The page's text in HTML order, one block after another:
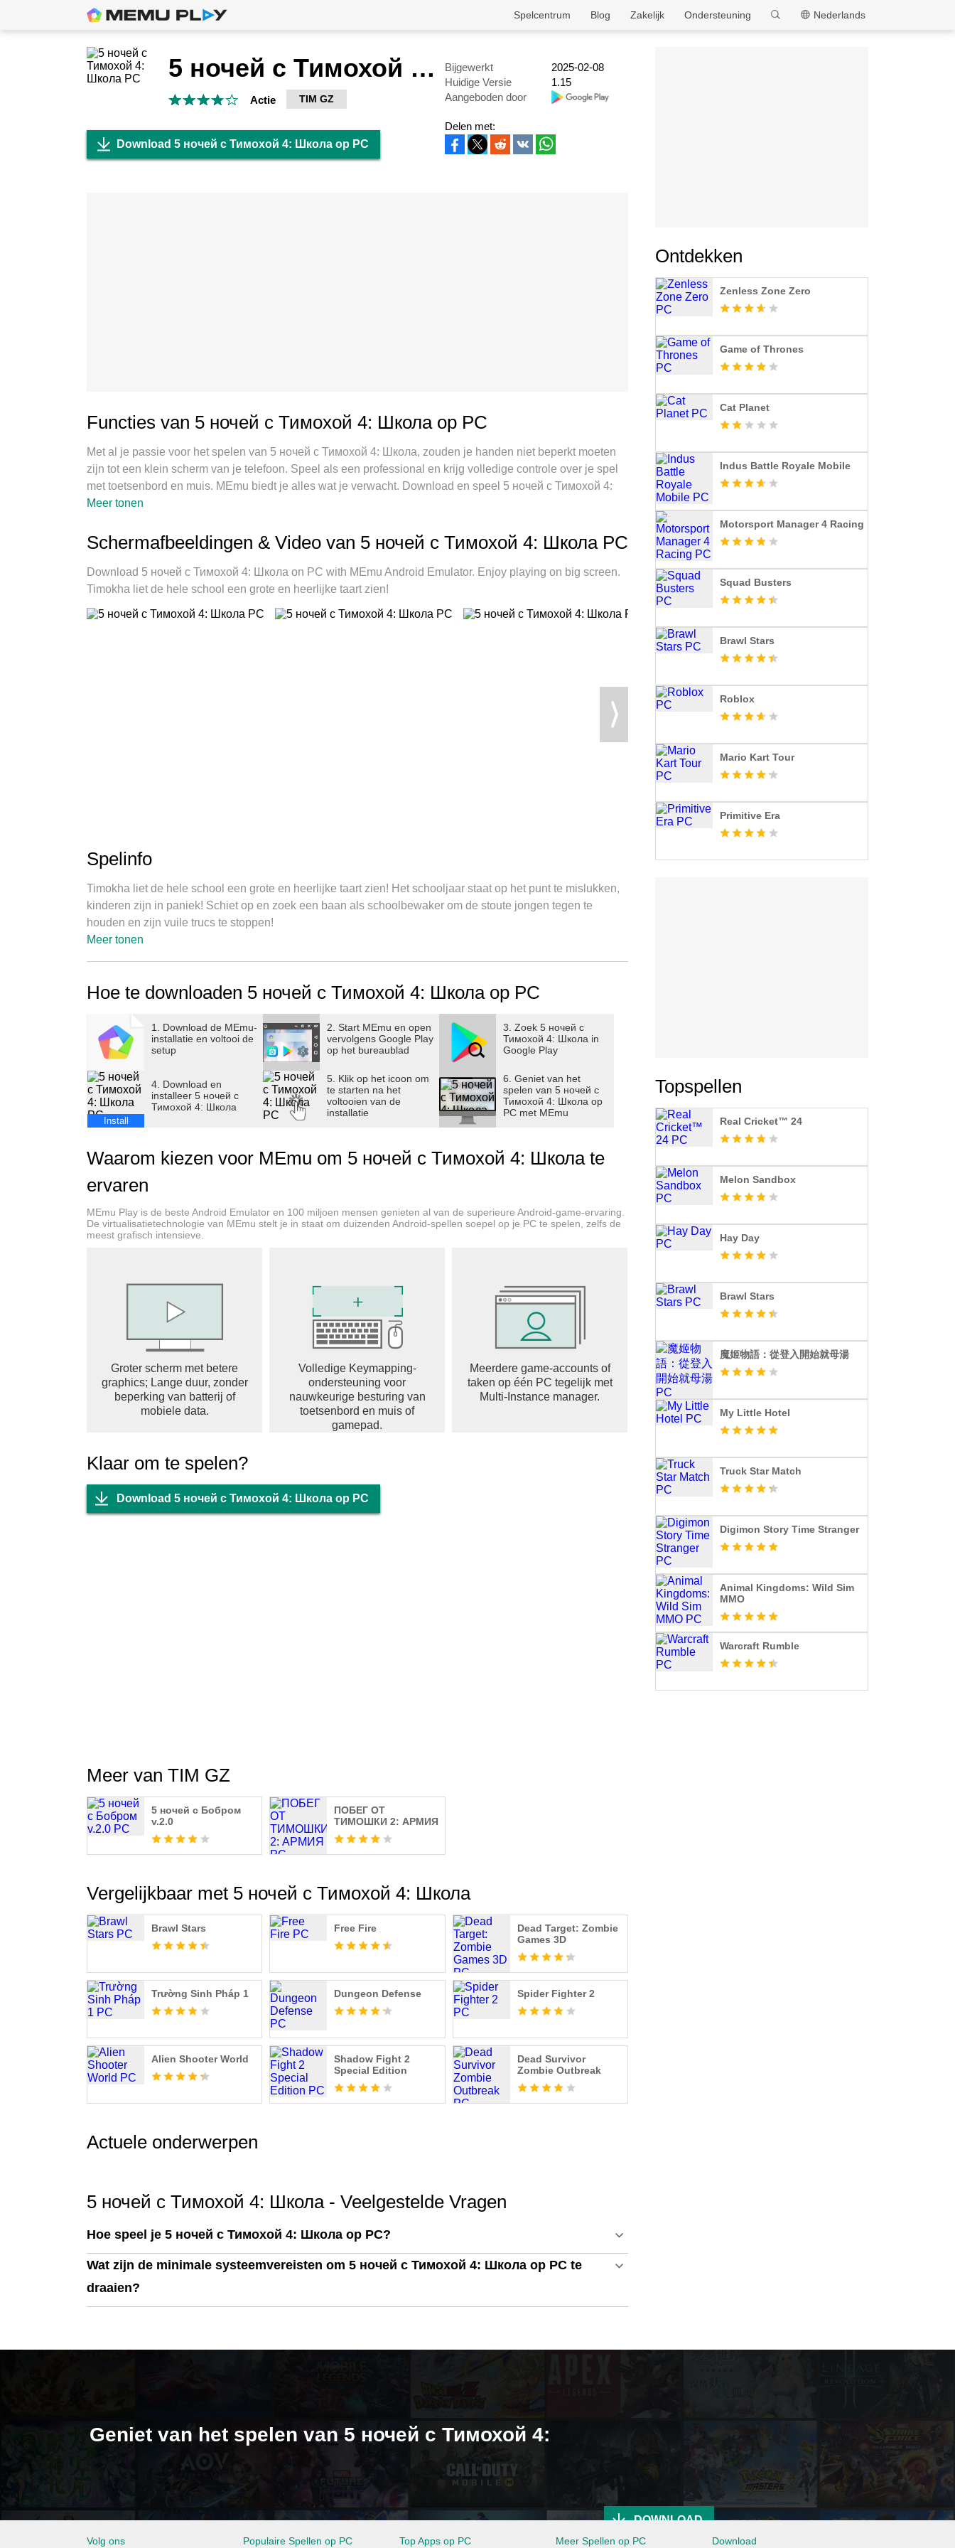
MEmu
Nederlands
Ondersteuning
Zakelijk
Blog
Spelcentrum
5 ночей с Тимохой 4: Школа
Actie TIM GZ
Bijgewerkt
2025-02-08
Huidige Versie
1.15
Aangeboden door
Download 5 ночей с Тимохой 4: Школа op PC
Delen met:
Functies van 5 ночей с Тимохой 4: Школа op PC
Met al je passie voor het spelen van 5 ночей с Тимохой 4: Школа, zouden je handen niet beperkt moeten
zijn tot een klein scherm van je telefoon. Speel als een professional en krijg volledige controle over je spel
met toetsenbord en muis. MEmu biedt je alles wat je verwacht. Download en speel 5 ночей с Тимохой 4:
Школа op PC. Speel zo lang als je wilt, geen beperkingen meer van batterij, mobiele data en storende
Voorbereid met onze expertise, maakt het uitmuntende vooraf ingestelde keymapping systeem van 5 ночей
с Тимохой 4: Школа een echt PC-spel. MEmu multi-instance manager maakt het spelen van 2 of meer
accounts op hetzelfde apparaat mogelijk. En het belangrijkste, onze exclusieve emulatie-engine kan het
volledige potentieel van je PC benutten, waardoor alles soepel verloopt.
Meer tonen
Schermafbeeldingen & Video van 5 ночей с Тимохой 4: Школа PC
Download 5 ночей с Тимохой 4: Школа on PC with MEmu Android Emulator. Enjoy playing on big screen.
Timokha liet de hele school een grote en heerlijke taart zien!
Spelinfo
Timokha liet de hele school een grote en heerlijke taart zien! Het schooljaar staat op het punt te mislukken,
kinderen zijn in paniek! Schiet op en zoek een baan als schoolbewaker om de stoute jongen tegen te
houden en zijn vuile trucs te stoppen!
Meer tonen
Hoe te downloaden 5 ночей с Тимохой 4: Школа op PC
1. Download de MEmu-
installatie en voltooi de
setup
2. Start MEmu en open
vervolgens Google Play
op het bureaublad
3. Zoek 5 ночей с
Тимохой 4: Школа in
Google Play
Install
4. Download en
installeer 5 ночей с
Тимохой 4: Школа
5. Klik op het icoon om
te starten na het
voltooien van de
installatie
6. Geniet van het
spelen van 5 ночей с
Тимохой 4: Школа op
PC met MEmu
Waarom kiezen voor MEmu om 5 ночей с Тимохой 4: Школа te
ervaren
MEmu Play is de beste Android Emulator en 100 miljoen mensen genieten al van de superieure Android-game-ervaring.
De virtualisatietechnologie van MEmu stelt je in staat om duizenden Android-spellen soepel op je PC te spelen, zelfs de
meest grafisch intensieve.
Groter scherm met betere
graphics; Lange duur, zonder
beperking van batterij of
mobiele data.
Volledige Keymapping-
ondersteuning voor
nauwkeurige besturing van
toetsenbord en muis of
gamepad.
Meerdere game-accounts of
taken op één PC tegelijk met
Multi-Instance manager.
Klaar om te spelen?
Download 5 ночей с Тимохой 4: Школа op PC
Meer van TIM GZ
5 ночей с Бобром
v.2.0
ПОБЕГ ОТ
ТИМОШКИ 2: АРМИЯ
Vergelijkbaar met 5 ночей с Тимохой 4: Школа
Brawl Stars Free Fire
Dead Target: Zombie
Games 3D
Trường Sinh Pháp 1 Dungeon Defense Spider Fighter 2
Alien Shooter World
Shadow Fight 2
Special Edition
Dead Survivor
Zombie Outbreak
Actuele onderwerpen
5 ночей с Тимохой 4: Школа - Veelgestelde Vragen
Hoe speel je 5 ночей с Тимохой 4: Школа op PC?
Wat zijn de minimale systeemvereisten om 5 ночей с Тимохой 4: Школа op PC te
draaien?
Ontdekken
Zenless Zone Zero
Game of Thrones
Cat Planet
Indus Battle Royale Mobile
Motorsport Manager 4 Racing
Squad Busters
Brawl Stars
Roblox
Mario Kart Tour
Primitive Era
Topspellen
Real Cricket™ 24
Melon Sandbox
Hay Day
Brawl Stars
魔姬物語：從登入開始就母湯
My Little Hotel
Truck Star Match
Digimon Story Time Stranger
Animal Kingdoms: Wild Sim
MMO
Warcraft Rumble
Geniet van het spelen van 5 ночей с Тимохой 4:
DOWNLOAD
Volg ons Populaire Spellen op PC Top Apps op PC Meer Spellen op PC Download